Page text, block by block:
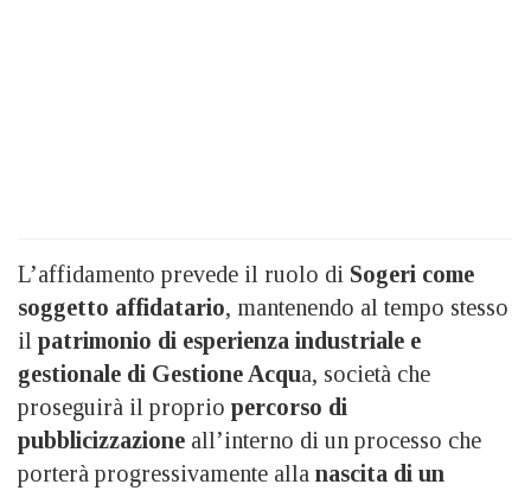
L’affidamento prevede il ruolo di Sogeri come
soggetto affidatario, mantenendo al tempo stesso
il patrimonio di esperienza industriale e
gestionale di Gestione Acqua, società che
proseguirà il proprio percorso di
pubblicizzazione all’interno di un processo che
porterà progressivamente alla nascita di un